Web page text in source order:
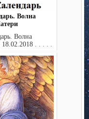
Волна
Волна
. . . . .